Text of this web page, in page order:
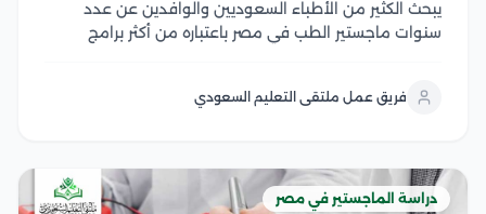
يبحث الكثير من الأطباء السعوديين والوافدين عن عدد
سنوات ماجستير الطب في مصر باعتباره من أكثر برامج
كما يهتم الأطباء بمعرفة مدة دراسة الماجستير في...
فريق عمل ملتقى التعليم السعودي
دراسة الماجستير في مصر